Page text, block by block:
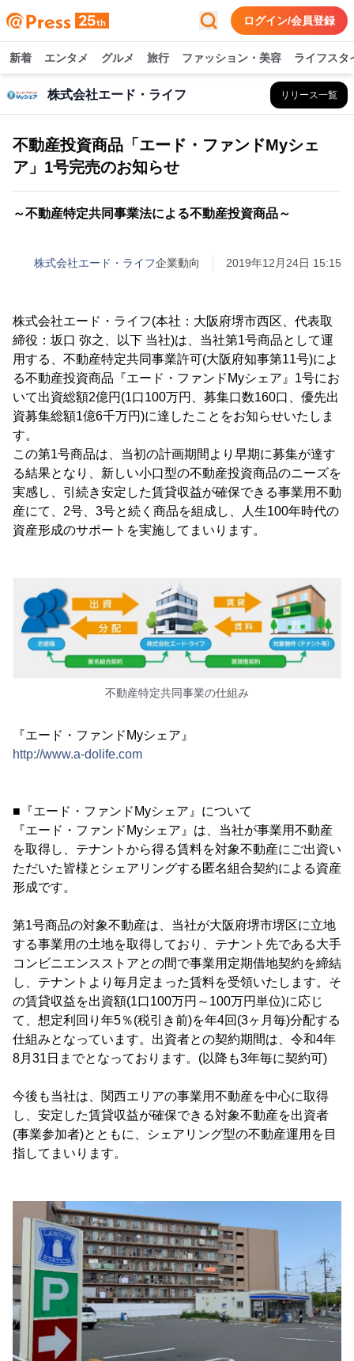
ログイン/会員登録
新着 エンタメ グルメ 旅行 ファッション・美容 ライフスタ
株式会社エード・ライフ リリース一覧
不動産投資商品「エード・ファンドMyシェ
ア」1号完売のお知らせ
～不動産特定共同事業法による不動産投資商品～
株式会社エード・ライフ企業動向 2019年12月24日 15:15
株式会社エード・ライフ(本社：大阪府堺市西区、代表取
締役：坂口 弥之、以下 当社)は、当社第1号商品として運
用する、不動産特定共同事業許可(大阪府知事第11号)によ
る不動産投資商品『エード・ファンドMyシェア』1号にお
いて出資総額2億円(1口100万円、募集口数160口、優先出
資募集総額1億6千万円)に達したことをお知らせいたしま
す。
この第1号商品は、当初の計画期間より早期に募集が達す
る結果となり、新しい小口型の不動産投資商品のニーズを
実感し、引続き安定した賃貸収益が確保できる事業用不動
産にて、2号、3号と続く商品を組成し、人生100年時代の
資産形成のサポートを実施してまいります。
不動産特定共同事業の仕組み
『エード・ファンドMyシェア』
http://www.a-dolife.com
■『エード・ファンドMyシェア』について
『エード・ファンドMyシェア』は、当社が事業用不動産
を取得し、テナントから得る賃料を対象不動産にご出資い
ただいた皆様とシェアリングする匿名組合契約による資産
形成です。
第1号商品の対象不動産は、当社が大阪府堺市堺区に立地
する事業用の土地を取得しており、テナント先である大手
コンビニエンスストアとの間で事業用定期借地契約を締結
し、テナントより毎月定まった賃料を受領いたします。そ
の賃貸収益を出資額(1口100万円～100万円単位)に応じ
て、想定利回り年5％(税引き前)を年4回(3ヶ月毎)分配する
仕組みとなっています。出資者との契約期間は、令和4年
8月31日までとなっております。(以降も3年毎に契約可)
今後も当社は、関西エリアの事業用不動産を中心に取得
し、安定した賃貸収益が確保できる対象不動産を出資者
(事業参加者)とともに、シェアリング型の不動産運用を目
指してまいります。